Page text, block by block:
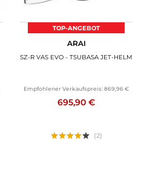
TOP-ANGEBOT
ARAI
SZ-R VAS EVO - TSUBASA JET-HELM
Empfohlener Verkaufspreis:869,96 €
695,90 €
(2)